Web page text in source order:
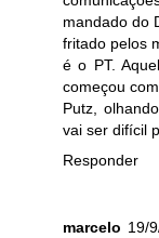
mandado do
fritado pelos
é o PT.
começou
Putz,
vai ser difícil
Responder
marcelo 19/